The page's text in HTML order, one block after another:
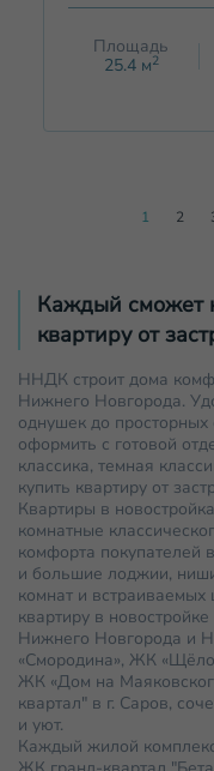
Площадь
25.4м2
1
2
Каждый сможет
квартиру от
ННДК строит дома
Нижнего Новгорода.
однушек до
оформить с готовой
классика, темная
купить квартиру от
Квартиры в
комнатные
комфорта покупателей
и большие лоджии,
комнат и
квартиру в
Нижнего Новгорода и
«Смородина», ЖК
ЖК «Дом на
квартал" в г. Саров,
и уют.
Каждый жилой